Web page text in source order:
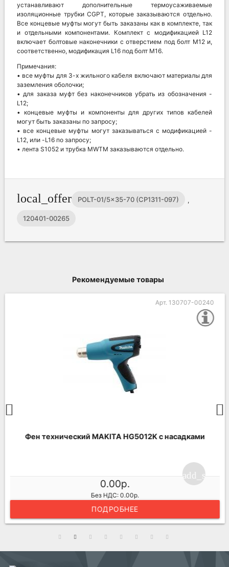
устанавливают дополнительные термоусаживаемые
изоляционные трубки CGPT, которые заказываются отдельно.
Все концевые муфты могут быть заказаны как в комплекте, так
и отдельными компонентами. Комплект с модификацией L12
включает болтовые наконечники с отверстием под болт M12 и,
соответственно, модификация L16 под болт М16.
Примечания:
• все муфты для 3-х жильного кабеля включают материалы для
заземления оболочки;
• для заказа муфт без наконечников убрать из обозначения -
L12;
• концевые муфты и компоненты для других типов кабелей
могут быть заказаны по запросу;
• все концевые муфты могут заказываться с модификацией -
L12, или -L16 по запросу;
• лента S1052 и трубка MWTM заказываются отдельно.
local_offer POLT-01/5x35-70 (CP1311-097) ,
120401-00265
Рекомендуемые товары
Арт. 130707-00240
Фен технический MAKITA HG5012K с насадками
0.00р.
Без НДС: 0.00р.
ПОДРОБНЕЕ